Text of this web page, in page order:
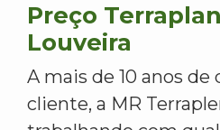
Preço
Louveira
A mais de 10 anos de
cliente, a MR